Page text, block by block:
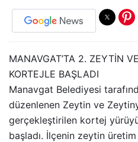
MANAVGAT’TA 2. ZEYTİN
KORTEJLE BAŞLADI
Manavgat Belediyesi
düzenlenen Zeytin ve
gerçekleştirilen kortej
başladı. İlçenin zeytin